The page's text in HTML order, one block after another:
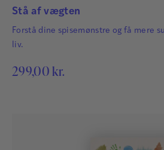
Vliet
Stå af vægten
Forstå dine spisemønstre og få mere
liv.
299,00 kr.